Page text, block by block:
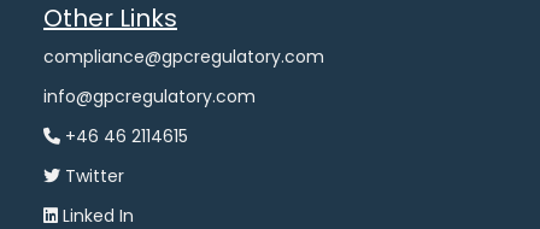
Other Links
compliance@gpcregulatory.com
info@gpcregulatory.com
+46 46 2114615
Twitter
Linked In